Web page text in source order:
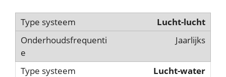
Lucht-lucht
Jaarlijks
Lucht-water